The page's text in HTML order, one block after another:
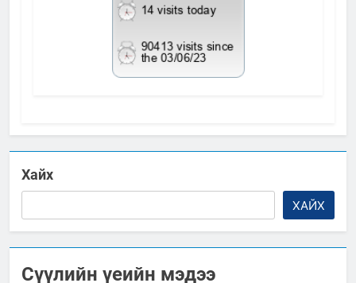
Хайх
ХАЙХ
Сүүлийн үеийн мэдээ